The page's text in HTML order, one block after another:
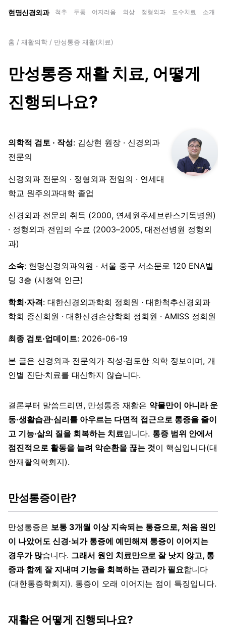
현명신경외과 척추 두통 어지러움 외상 정형외과 도수치료 소개
홈 / 재활의학 / 만성통증 재활(치료)
만성통증 재활 치료, 어떻게
진행되나요?
의학적 검토 · 작성: 김상현 원장 · 신경외과
전문의
신경외과 전문의 · 정형외과 전임의 · 연세대
학교 원주의과대학 졸업
신경외과 전문의 취득 (2000, 연세원주세브란스기독병원)
· 정형외과 전임의 수료 (2003–2005, 대전선병원 정형외
과)
소속: 현명신경외과의원 · 서울 중구 서소문로 120 ENA빌
딩 3층 (시청역 인근)
학회·자격: 대한신경외과학회 정회원 · 대한척추신경외과
학회 종신회원 · 대한신경손상학회 정회원 · AMISS 정회원
최종 검토·업데이트: 2026-06-19
본 글은 신경외과 전문의가 작성·검토한 의학 정보이며, 개
인별 진단·치료를 대신하지 않습니다.
결론부터 말씀드리면, 만성통증 재활은 약물만이 아니라 운
동·생활습관·심리를 아우르는 다면적 접근으로 통증을 줄이
고 기능·삶의 질을 회복하는 치료입니다. 통증 범위 안에서
점진적으로 활동을 늘려 악순환을 끊는 것이 핵심입니다(대
한재활의학회지).
만성통증이란?
만성통증은 보통 3개월 이상 지속되는 통증으로, 처음 원인
이 나았어도 신경·뇌가 통증에 예민해져 통증이 이어지는
경우가 많습니다. 그래서 원인 치료만으로 잘 낫지 않고, 통
증과 함께 잘 지내며 기능을 회복하는 관리가 필요합니다
(대한통증학회지). 통증이 오래 이어지는 점이 특징입니다.
재활은 어떻게 진행되나요?